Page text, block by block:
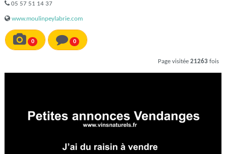
05 57 51 14 37
www.moulinpeylabrie.com
0 0
Page visitée 21263 fois